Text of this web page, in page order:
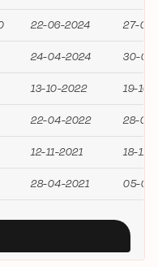
22-06-2024 27-
24-04-2024 30-
13-10-2022 19-10-
22-04-2022 28-
12-11-2021 18-11-
28-04-2021 05-